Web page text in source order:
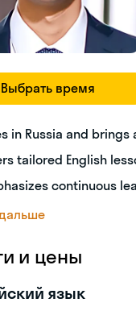
Выбрать время
in Russia and
tailored English
continuous
и цены
язык